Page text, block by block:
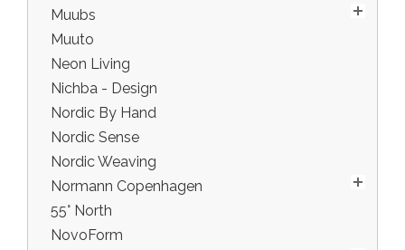
Muubs
Muuto
Neon Living
Nichba - Design
Nordic By Hand
Nordic Sense
Nordic Weaving
Normann Copenhagen
55° North
NovoForm